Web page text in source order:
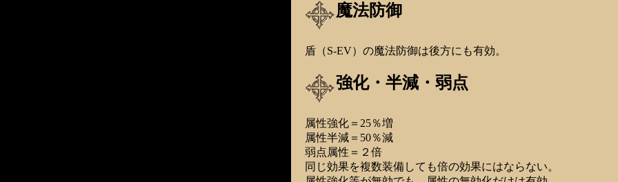
魔法防御
盾（S-EV）の魔法防御は後方にも有効。
強化・半減・弱点
属性強化＝25％増
属性半減＝50％減
弱点属性＝２倍
同じ効果を複数装備しても倍の効果にはならない。